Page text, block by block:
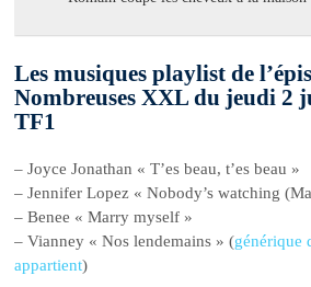
Les musiques playlist de
Nombreuses XXL du jeudi 2
TF1
– Joyce Jonathan « T’es beau, t’es beau »
– Jennifer Lopez « Nobody’s watching
– Benee « Marry myself »
– Vianney « Nos lendemains » (générique
appartient)